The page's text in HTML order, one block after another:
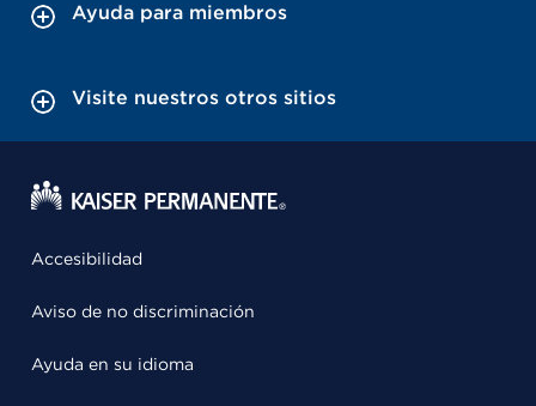
Ayuda para miembros
Visite nuestros otros sitios
Accesibilidad
Aviso de no discriminación
Ayuda en su idioma